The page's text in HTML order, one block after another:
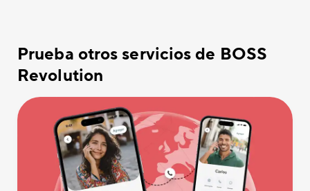
Prueba otros servicios de BOSS
Revolution